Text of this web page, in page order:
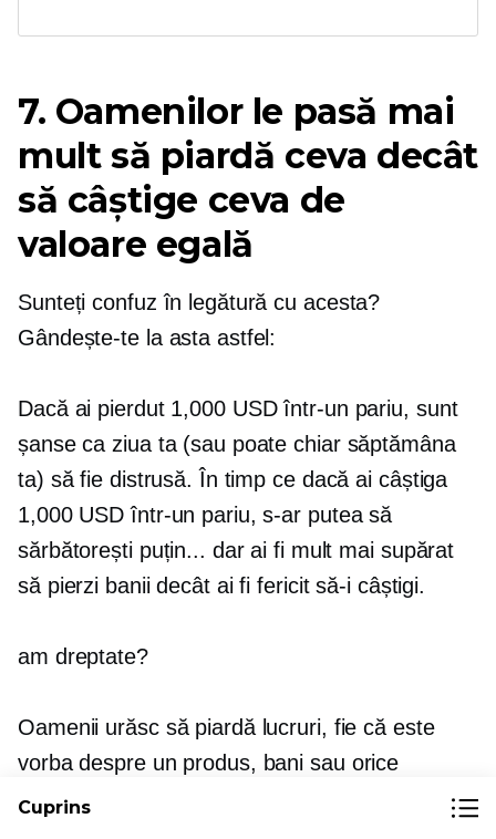
7. Oamenilor le pasă mai
mult să piardă ceva decât
să câștige ceva de
valoare egală
Sunteți confuz în legătură cu acesta?
Gândește-te la asta astfel:
Dacă ai pierdut 1,000 USD într-un pariu, sunt
șanse ca ziua ta (sau poate chiar săptămâna
ta) să fie distrusă. În timp ce dacă ai câștiga
1,000 USD într-un pariu, s-ar putea să
sărbătorești puțin... dar ai fi mult mai supărat
să pierzi banii decât ai fi fericit să-i câștigi.
am dreptate?
Oamenii urăsc să piardă lucruri, fie că este
vorba despre un produs, bani sau orice
altceva. Odată ce dobândim ceva, devine dificil
Cuprins